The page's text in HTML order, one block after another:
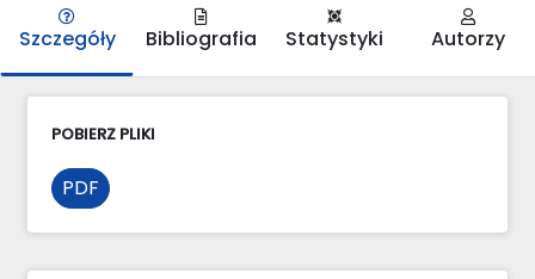
Szczegóły Bibliografia Statystyki Autorzy
POBIERZ PLIKI
PDF